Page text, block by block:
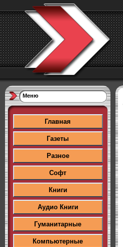
Меню
Главная
Газеты
Разное
Софт
Книги
Аудио Книги
Гуманитарные
Компьютерные